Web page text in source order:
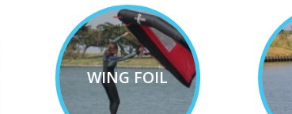
WING FOIL